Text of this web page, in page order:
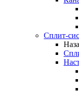
Сплит-